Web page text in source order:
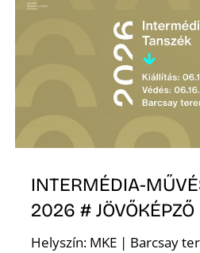
INTERMÉDIA-
2026 # JÖVŐKÉPZŐ
Helyszín: MKE | Barcsay